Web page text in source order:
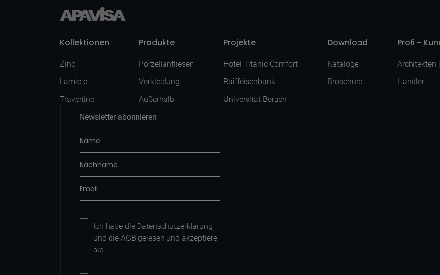
Kollektionen
Zinc
Lamiere
Travertino
Produkte
Porzellanfliesen
Verkleidung
Außerhalb
Projekte
Hotel Titanic Comfort
Raiffeisenbank
Universität Bergen
Download
Kataloge
Broschüre
Profi -
Architekten
Händler
Newsletter abonnieren
Ich habe die Datenschutzerklärung
und die AGB gelesen und akzeptiere
sie..